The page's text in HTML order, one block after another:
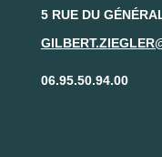
5 RUE DU
06.95.50.94.00